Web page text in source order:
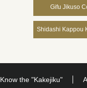
Gifu Jikuso
Shidashi Kappou
Know the "Kakejiku"